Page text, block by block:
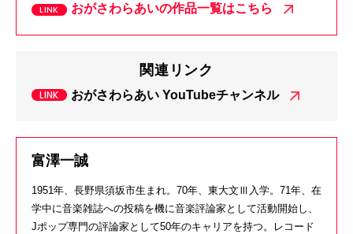
おがさわらあいの作品一覧はこちら
関連リンク
おがさわらあい YouTubeチャンネル
富澤一誠
1951年、長野県須坂市生まれ。70年、東大文Ⅲ入学。71年、在
学中に音楽雑誌への投稿を機に音楽評論家として活動開始し、
Jポップ専門の評論家として50年のキャリアを持つ。レコード